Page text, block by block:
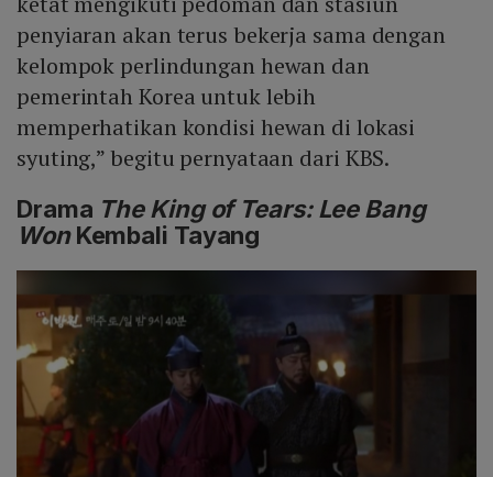
penyiaran akan terus bekerja sama dengan
kelompok perlindungan hewan dan
pemerintah Korea untuk lebih
memperhatikan kondisi hewan di lokasi
syuting,” begitu pernyataan dari KBS.
Drama The King of Tears: Lee Bang
WonKembali Tayang